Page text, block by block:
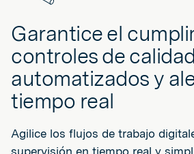
Garantice el
controles de calidad
automatizados y
tiempo real
Agilice los flujos de trabajo
supervisión en tiempo real y